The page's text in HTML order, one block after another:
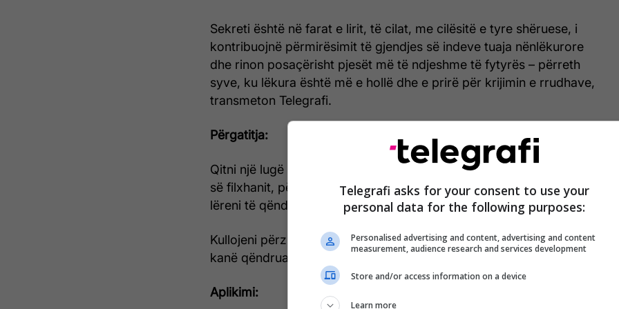
Sekreti është në farat e lirit, të cilat, me cilësitë e tyre shëruese, i
kontribuojnë përmirësimit të gjendjes së indeve tuaja nënlëkurore
dhe rinon posaçërisht pjesët më të ndjeshme të fytyrës – përreth
syve, ku lëkura është më e hollë dhe e prirë për krijimin e rrudhave,
transmeton Telegrafi.
Përgatitja:
Qitni një lugë fara liri në një enë dhe qitni ujë të vluar të një të tretës
së filxhanit, përzieni disa minuta dhe pastaj mbuloni me salvetë dhe
lëreni të qëndrojë deri në mbrëmje.
Kullojeni përzierjen. Përdorni masën xhelatinoze të ujit në të cilën
kanë qëndruar farat e lirit.
Aplikimi:
Telegrafi asks for your consent to use your
personal data for the following purposes:
Personalised advertising and content, advertising and content
measurement, audience research and services development
Store and/or access information on a device
Learn more